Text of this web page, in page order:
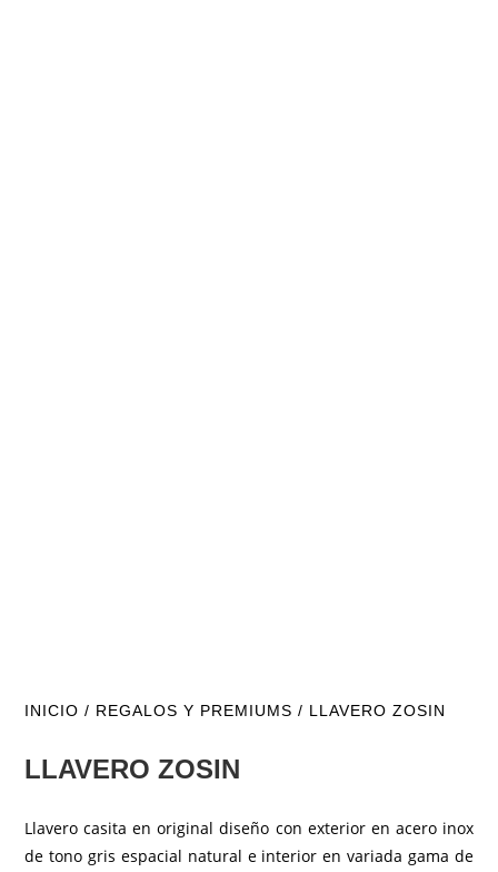
INICIO / REGALOS Y PREMIUMS / LLAVERO ZOSIN
LLAVERO ZOSIN
Llavero casita en original diseño con exterior en acero inox
de tono gris espacial natural e interior en variada gama de